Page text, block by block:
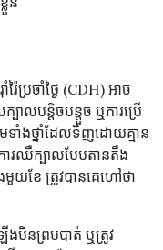
ៃប្រចាំថ្ងៃ (CDH) អាច
បាលបន្តិចបន្តួច ឬការប្រើ
ាំងថ្នាំដែលទិញដោយគ្មាន
ារឈឺក្បាលបែបតានតឹង
យខែ ត្រូវបានគេហៅថា
មិនព្រមបាត់ ឬត្រូវ